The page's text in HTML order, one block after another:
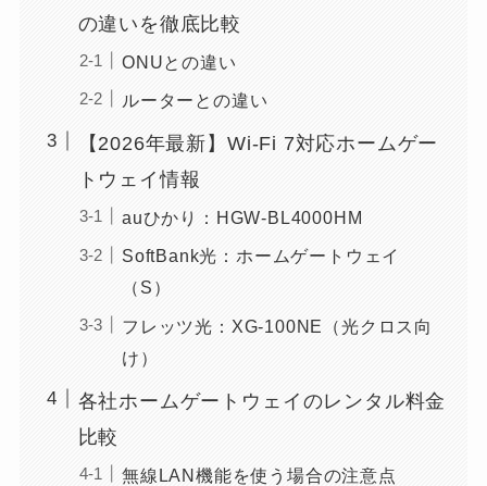
の違いを徹底比較
ONUとの違い
ルーターとの違い
【2026年最新】Wi-Fi 7対応ホームゲー
トウェイ情報
auひかり：HGW-BL4000HM
SoftBank光：ホームゲートウェイ
（S）
フレッツ光：XG-100NE（光クロス向
け）
各社ホームゲートウェイのレンタル料金
比較
無線LAN機能を使う場合の注意点